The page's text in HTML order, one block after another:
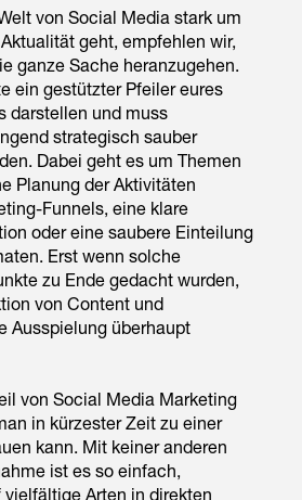
von Social Media stark um
geht, empfehlen wir,
ganze Sache heranzugehen.
ein gestützter Pfeiler eures
darstellen und muss
strategisch sauber
Dabei geht es um Themen
Planung der Aktivitäten
Funnels, eine klare
oder eine saubere Einteilung
Erst wenn solche
zu Ende gedacht wurden,
von Content und
Ausspielung überhaupt
von Social Media Marketing
in kürzester Zeit zu einer
kann. Mit keiner anderen
ist es so einfach,
Arten in direkten